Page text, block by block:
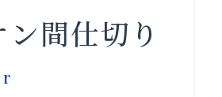
間仕切り